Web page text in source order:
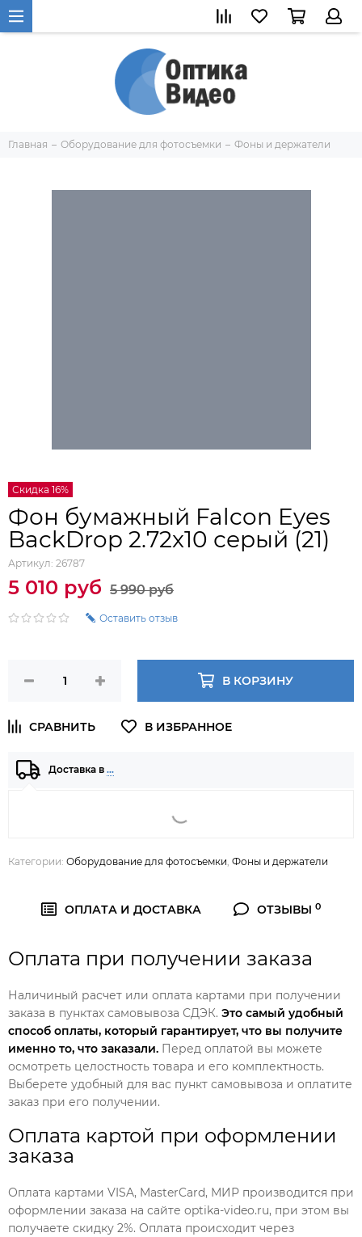
Главная Оборудование для фотосъемки Фоны и держатели
Скидка 16%
Фон бумажный Falcon Eyes
BackDrop 2.72x10 серый (21)
Артикул: 26787
5 010 руб 5 990 руб
Оставить отзыв
В КОРЗИНУ
Доставка в …
Категории: Оборудование для фотосъемки Фоны и держатели
ОПЛАТА И ДОСТАВКА ОТЗЫВЫ 0
Оплата при получении заказа
Наличиный расчет или оплата картами при получении
заказа в пунктах самовывоза СДЭК. Это самый удобный
способ оплаты, который гарантирует, что вы получите
именно то, что заказали. Перед оплатой вы можете
осмотреть целостность товара и его комплектность.
Выберете удобный для вас пункт самовывоза и оплатите
заказ при его получении.
Оплата картой при оформлении
заказа
Оплата картами VISA, MasterCard, МИР производится при
оформлении заказа на сайте optika-video.ru, при этом вы
получаете скидку 2%. Оплата происходит через